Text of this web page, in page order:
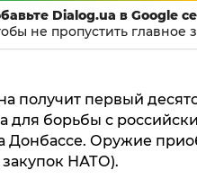
Dialog.ua в Google
не пропустить главное
получит первый
для борьбы с
Донбассе. Оружие
НАТО).